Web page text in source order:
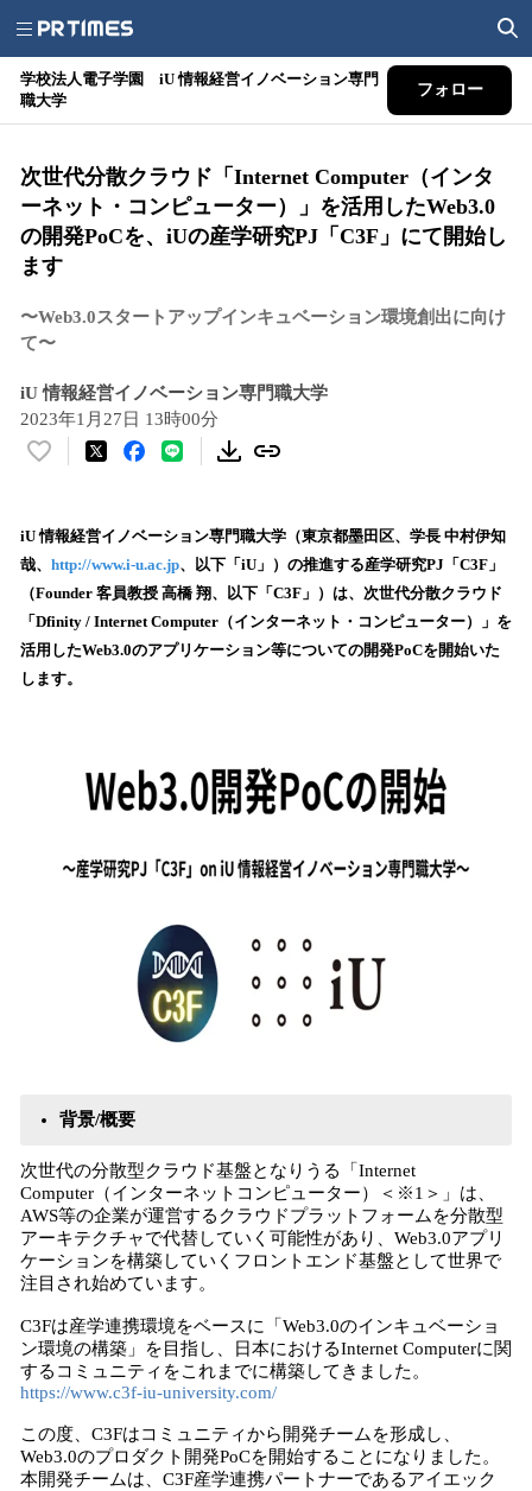
学校法人電子学園 iU 情報経営イノベーション専門
職大学
フォロー
次世代分散クラウド「Internet Computer（インタ
ーネット・コンピューター）」を活用したWeb3.0
の開発PoCを、iUの産学研究PJ「C3F」にて開始し
ます
〜Web3.0スタートアップインキュベーション環境創出に向け
て〜
iU 情報経営イノベーション専門職大学
2023年1月27日 13時00分
い
！
数
を
読
込
み
iU 情報経営イノベーション専門職大学（東京都墨田区、学長 中村伊知
哉、 http://www.i-u.ac.jp、以下「iU」）の推進する産学研究PJ「C3F」
（Founder 客員教授 高橋 翔、以下「C3F」）は、次世代分散クラウド
「Dfinity / Internet Computer（インターネット・コンピューター）」を
活用したWeb3.0のアプリケーション等についての開発PoCを開始いた
します。
背景/概要
次世代の分散型クラウド基盤となりうる「Internet
Computer（インターネットコンピューター）＜※1＞」は、
AWS等の企業が運営するクラウドプラットフォームを分散型
アーキテクチャで代替していく可能性があり、Web3.0アプリ
ケーションを構築していくフロントエンド基盤として世界で
注目され始めています。
C3Fは産学連携環境をベースに「Web3.0のインキュベーショ
ン環境の構築」を目指し、日本におけるInternet Computerに関
するコミュニティをこれまでに構築してきました。
https://www.c3f-iu-university.com/
この度、C3Fはコミュニティから開発チームを形成し、
Web3.0のプロダクト開発PoCを開始することになりました。
本開発チームは、C3F産学連携パートナーであるアイエック